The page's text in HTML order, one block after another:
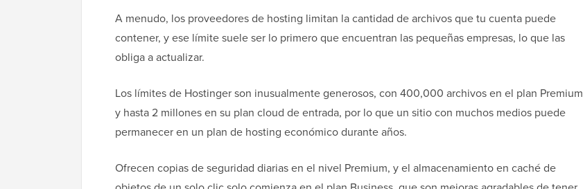
A menudo, los proveedores de hosting limitan la cantidad de archivos que tu cuenta puede
contener, y ese límite suele ser lo primero que encuentran las pequeñas empresas, lo que las
obliga a actualizar.
Los límites de Hostinger son inusualmente generosos, con 400,000 archivos en el plan Premium
y hasta 2 millones en su plan cloud de entrada, por lo que un sitio con muchos medios puede
permanecer en un plan de hosting económico durante años.
Ofrecen copias de seguridad diarias en el nivel Premium, y el almacenamiento en caché de